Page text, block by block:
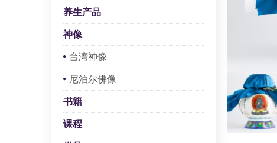
养生产品
神像
台湾神像
尼泊尔佛像
书籍
课程